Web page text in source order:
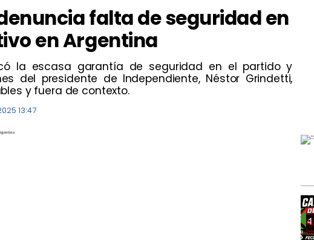
falta de seguridad en
en Argentina
la escasa garantía de seguridad en el partido y
del presidente de Independiente, Néstor Grindetti,
y fuera de contexto.
13:47